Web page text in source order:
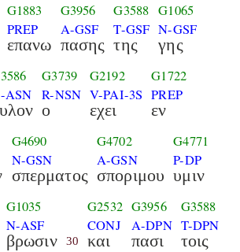
G1883
PREP
επανω
G3956
A-GSF
πασης
G3588
T-GSF
της
G1065
N-GSF
γης
ASN
G3739
R-NSN
ο
G2192
V-PAI-3S
εχει
G1722
PREP
εν
G4690
N-GSN
σπερματος
G4702
A-GSN
σποριμου
G4771
P-DP
υμιν
G1035
N-ASF
βρωσιν 30
G2532
CONJ
και
G3956
A-DPN
πασι
G3588
T-DPN
τοις